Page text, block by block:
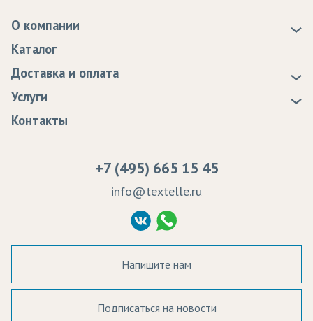
О компании
Статьи
Программа лояльности
Сертификаты качества
Судебные решения
Политика Конфиденциальности
Согласие на обработку ПД
Каталог
Доставка и оплата
Доставка
Оплата
Услуги
Образцы
Контакты
+7 (495) 665 15 45
info@textelle.ru
Напишите нам
Подписаться на новости